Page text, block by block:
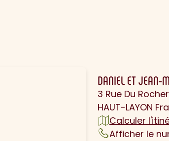
DANIEL ET JEAN-
3 Rue Du
HAUT-LAYON
Calculer
Afficher le